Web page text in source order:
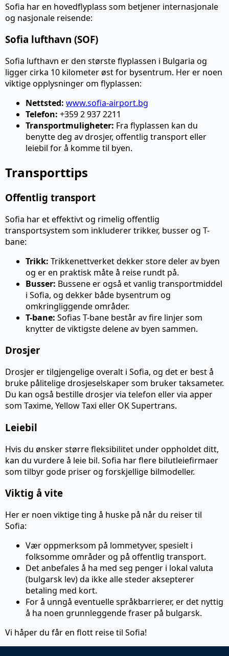
Sofia har en hovedflyplass som betjener internasjonale
og nasjonale reisende:
Sofia lufthavn (SOF)
Sofia lufthavn er den største flyplassen i Bulgaria og
ligger cirka 10 kilometer øst for bysentrum. Her er noen
viktige opplysninger om flyplassen:
Nettsted: www.sofia-airport.bg
Telefon: +359 2 937 2211
Transportmuligheter: Fra flyplassen kan du
benytte deg av drosjer, offentlig transport eller
leiebil for å komme til byen.
Transporttips
Offentlig transport
Sofia har et effektivt og rimelig offentlig
transportsystem som inkluderer trikker, busser og T-
bane:
Trikk: Trikkenettverket dekker store deler av byen
og er en praktisk måte å reise rundt på.
Busser: Bussene er også et vanlig transportmiddel
i Sofia, og dekker både bysentrum og
omkringliggende områder.
T-bane: Sofias T-bane består av fire linjer som
knytter de viktigste delene av byen sammen.
Drosjer
Drosjer er tilgjengelige overalt i Sofia, og det er best å
bruke pålitelige drosjeselskaper som bruker taksameter.
Du kan også bestille drosjer via telefon eller via apper
som Taxime, Yellow Taxi eller OK Supertrans.
Leiebil
Hvis du ønsker større fleksibilitet under oppholdet ditt,
kan du vurdere å leie bil. Sofia har flere bilutleiefirmaer
som tilbyr gode priser og forskjellige bilmodeller.
Viktig å vite
Her er noen viktige ting å huske på når du reiser til
Sofia:
Vær oppmerksom på lommetyver, spesielt i
folksomme områder og på offentlig transport.
Det anbefales å ha med seg penger i lokal valuta
(bulgarsk lev) da ikke alle steder aksepterer
betaling med kort.
For å unngå eventuelle språkbarrierer, er det nyttig
å ha noen grunnleggende fraser på bulgarsk.
Vi håper du får en flott reise til Sofia!